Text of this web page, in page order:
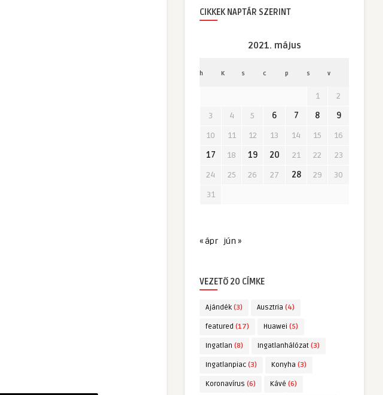
CIKKEK NAPTÁR SZERINT
2021. május
h K s c p s v
1
2
3
4 5 6 7 8
9
10
11 12 13 14 15
16
17
18 19 20 21 22
23
24
25 26 27 28 29
30
31
« ápr jún »
VEZETŐ 20 CÍMKE
Ajándék (3) Ausztria (4)
featured (17) Huawei (5)
Ingatlan (8) Ingatlanhálózat (3)
Ingatlanpiac (3) Konyha (3)
Koronavírus (6) Kávé (6)